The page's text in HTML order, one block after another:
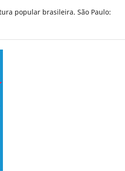
popular brasileira. São Paulo: